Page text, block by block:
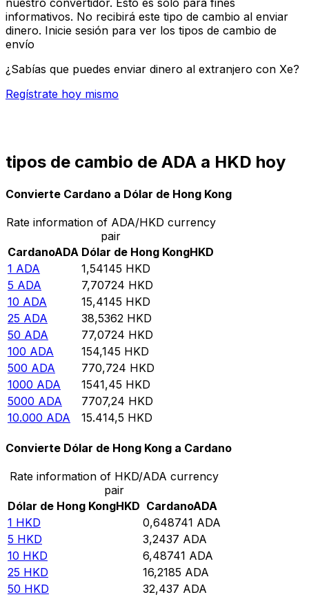
nuestro convertidor. Esto es solo para fines
informativos. No recibirá este tipo de cambio al enviar
dinero. Inicie sesión para ver los tipos de cambio de
envío
¿Sabías que puedes enviar dinero al extranjero con Xe?
Regístrate hoy mismo
tipos de cambio de ADA a HKD hoy
Convierte Cardano a Dólar de Hong Kong
Rate information of ADA/HKD currency
pair
CardanoADA Dólar de Hong KongHKD
1 ADA 1,54145 HKD
5 ADA 7,70724 HKD
10 ADA 15,4145 HKD
25 ADA 38,5362 HKD
50 ADA 77,0724 HKD
100 ADA 154,145 HKD
500 ADA 770,724 HKD
1000 ADA 1541,45 HKD
5000 ADA 7707,24 HKD
10.000 ADA 15.414,5 HKD
Convierte Dólar de Hong Kong a Cardano
Rate information of HKD/ADA currency
pair
Dólar de Hong KongHKD CardanoADA
1 HKD 0,648741 ADA
5 HKD 3,2437 ADA
10 HKD 6,48741 ADA
25 HKD 16,2185 ADA
50 HKD 32,437 ADA